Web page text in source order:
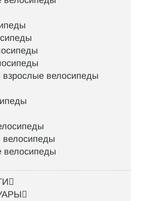
взрослые велосипеды
велосипеды
велосипеды